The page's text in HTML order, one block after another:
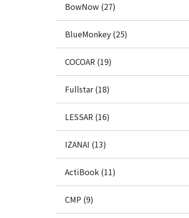
BowNow (27)
BlueMonkey (25)
COCOAR (19)
Fullstar (18)
LESSAR (16)
IZANAI (13)
ActiBook (11)
CMP (9)